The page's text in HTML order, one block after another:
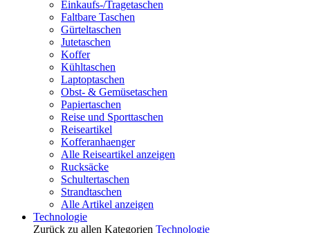
Einkaufs-/Tragetaschen
Faltbare Taschen
Gürteltaschen
Jutetaschen
Koffer
Kühltaschen
Laptoptaschen
Obst- & Gemüsetaschen
Papiertaschen
Reise und Sporttaschen
Reiseartikel
Kofferanhaenger
Alle Reiseartikel anzeigen
Rucksäcke
Schultertaschen
Strandtaschen
Alle Artikel anzeigen
Technologie
Zurück zu allen Kategorien Technologie